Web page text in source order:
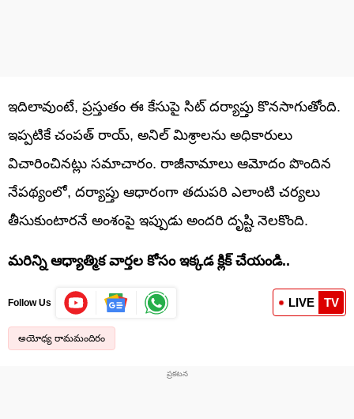
ఇదిలావుంటే, ప్రస్తుతం ఈ కేసుపై సిట్ దర్యాప్తు కొనసాగుతోంది.
ఇప్పటికే చంపత్ రాయ్, అనిల్ మిశ్రాలను అధికారులు
విచారించినట్లు సమాచారం. రాజీనామాలు ఆమోదం పొందిన
నేపథ్యంలో, దర్యాప్తు ఆధారంగా తదుపరి ఎలాంటి చర్యలు
తీసుకుంటారనే అంశంపై ఇప్పుడు అందరి దృష్టి నెలకొంది.
మరిన్ని ఆధ్యాత్మిక వార్తల కోసం ఇక్కడ క్లిక్ చేయండి..
Follow Us LIVE TV
అయోధ్య రామమందిరం